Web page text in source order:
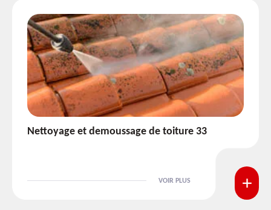
Etanchéité toiture 33
VOIR PLUS